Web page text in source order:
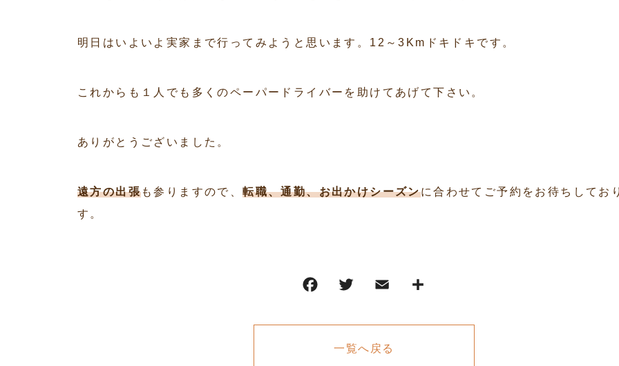
明日はいよいよ実家まで行ってみようと思います。12～3Kmドキドキです。
これからも１人でも多くのペーパードライバーを助けてあげて下さい。
ありがとうございました。
遠方の出張も参りますので、転職、通勤、お出かけシーズンに合わせてご予約をお待ちしてお
す。
一覧へ戻る